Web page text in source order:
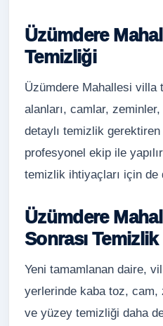
Üzümdere
Temizliği
Üzümdere Mahallesi villa
alanları, camlar,
detaylı temizlik
profesyonel ekip ile
temizlik ihtiyaçları için de
Üzümdere
Sonrası Temizlik
Yeni tamamlanan daire,
yerlerinde kaba toz, cam,
ve yüzey temizliği daha